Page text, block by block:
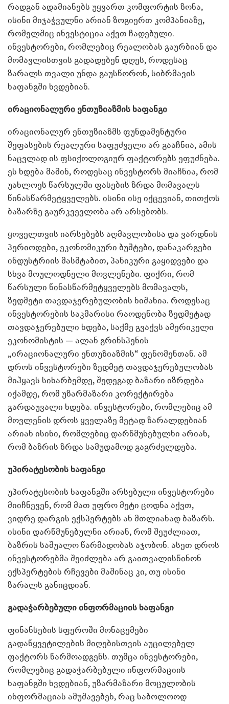
რადგან ადამიანებს უყვართ კომფორტის ზონა,
ისინი მიჯაჭვულნი არიან ზოგიერთ კომპანიაზე,
რომელშიც ინვესტიცია აქვთ ჩადებული.
ინვესტორები, რომლებიც რეალობას გაურბიან და
მომავლისთვის გადადებენ დღეს, როდესაც
ზარალს თვალი უნდა გაუსწორონ, სიბრმავის
ხაფანგში ხვდებიან.
ირაციონალური ენთუზიაზმის ხაფანგი
ირაციონალურ ენთუზიაზმს ფუნდამენტური
შეფასების რეალური საფუძველი არ გააჩნია, ამის
ნაცვლად ის ფსიქოლოგიურ ფაქტორებს ეფუძნება.
ეს ხდება მაშინ, როდესაც ინვესტორს მიაჩნია, რომ
უახლოეს წარსულში ფასების ზრდა მომავალს
წინასწარმეტყველებს. ისინი ისე იქცევიან, თითქოს
ბაზარზე გაურკვევლობა არ არსებობს.
ყოველთვის იარსებებს აღმავლობისა და ვარდნის
პერიოდები, ეკონომიკური ბუშტები, დანაკარგები
ინდუსტრიის მასშტაბით, პანიკური გაყიდვები და
სხვა მოულოდნელი მოვლენები. ფიქრი, რომ
წარსული წინასწარმეტყველებს მომავალს,
ზედმეტი თავდაჯერებულობის ნიშანია. როდესაც
ინვესტორების საკმარისი რაოდენობა ზედმეტად
თავდაჯერებული ხდება, საქმე გვაქვს ამერიკელი
ეკონომისტის — ალან გრინსპენის
„ირაციონალური ენთუზიაზმის“ ფენომენთან. ამ
დროს ინვესტორები ზედმეტ თავდაჯერებულობას
მიჰყავს სიხარბემდე, შედეგად ბაზარი იზრდება
იქამდე, რომ უზარმაზარი კორექტირება
გარდაუვალი ხდება. ინვესტორები, რომლებიც ამ
მოვლენის დროს ყველაზე მეტად ზარალდებიან
არიან ისინი, რომლებიც დარწმუნებულნი არიან,
რომ ბაზრის ზრდა სამუდამოდ გაგრძელდება.
უპირატესობის ხაფანგი
უპირატესობის ხაფანგში არსებული ინვესტორები
მიიჩნევენ, რომ მათ უფრო მეტი ცოდნა აქვთ,
ვიდრე დარგის ექსპერტებს ან მთლიანად ბაზარს.
ისინი დარწმუნებულნი არიან, რომ შეუძლიათ,
ბაზრის საშუალო წარმადობას აჯობონ. ასეთ დროს
ინვესტორებმა შეიძლება არ გაითვალისწინონ
ექსპერტების რჩევები მაშინაც კი, თუ ისინი
ზარალს განიცდიან.
გადაჭარბებული ინფორმაციის ხაფანგი
ფინანსების სფეროში მონაცემები
გადაწყვეტილების მიღებისთვის აუცილებელ
ფაქტორს წარმოადგენს. თუმცა ინვესტორები,
რომლებიც გადაჭარბებული ინფორმაციის
ხაფანგში ხვდებიან, უზარმაზარი მოცულობის
ინფორმაციას ამუშავებენ, რაც საბოლოოდ